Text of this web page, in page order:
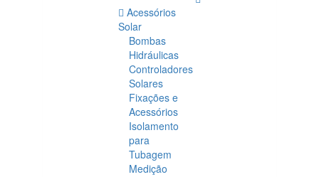
Acessórios
Solar
Bombas
Hidráulicas
Controladores
Solares
Fixações e
Acessórios
Isolamento
para
Tubagem
Medição